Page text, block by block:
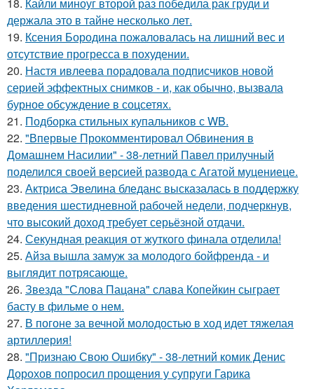
держала это в тайне несколько лет.
19. Ксения Бородина пожаловалась на лишний вес и
отсутствие прогресса в похудении.
20. Настя ивлеева порадовала подписчиков новой
серией эффектных снимков - и, как обычно, вызвала
бурное обсуждение в соцсетях.
21. Подборка стильных купальников с WB.
22. "Впервые Прокомментировал Обвинения в
Домашнем Насилии" - 38-летний Павел прилучный
поделился своей версией развода с Агатой муцениеце.
23. Актриса Эвелина бледанс высказалась в поддержку
введения шестидневной рабочей недели, подчеркнув,
что высокий доход требует серьёзной отдачи.
24. Секундная реакция от жуткого финала отделила!
25. Айза вышла замуж за молодого бойфренда - и
выглядит потрясающе.
26. Звезда "Слова Пацана" слава Копейкин сыграет
басту в фильме о нем.
27. В погоне за вечной молодостью в ход идет тяжелая
артиллерия!
28. "Признаю Свою Ошибку" - 38-летний комик Денис
Дорохов попросил прощения у супруги Гарика